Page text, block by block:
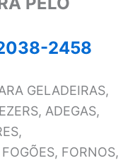
2458
GELADEIRAS,
ADEGAS,
FORNOS,